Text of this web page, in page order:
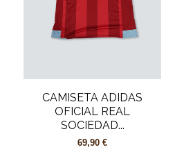
CAMISETA ADIDAS
OFICIAL REAL
SOCIEDAD...
69,90 €